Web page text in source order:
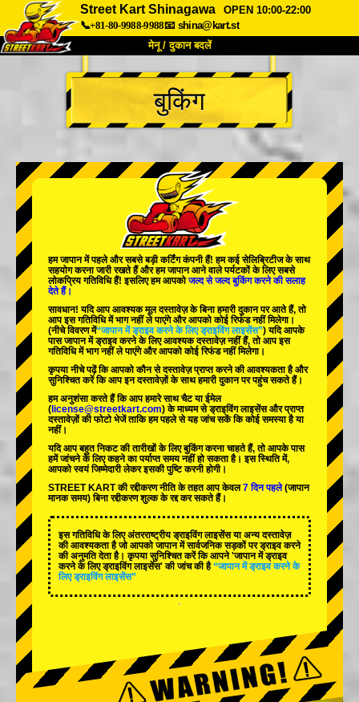
Street Kart Shinagawa
OPEN 10:00-22:00
📞+81-80-9988-9988📧 shina@kart.st
मेनू / दुकान बदलें
TOP
हमारे बारे में विशेषताएँ कीमत
कंपनी बुकिंग
शाखा बदलें
टोक्यो अकीहबारा#2
टोक्यो शिबुया एनेक्स टोक्यो बे
टोक्यो असाकुसा
ओकिनावा
बुकिंग
हम जापान मेंपहलेऔरसबसे बड़ी कर्टिंग कंपनीहैं! हमकई सेलिब्रिटीजके साथ
सहयोग करना जारी रखते हैं और हम जापान आने वाले पर्यटकों के लिएसबसे
लोकप्रिय गतिविधिहैं! इसलिए हम आपकोजल्द से जल्द बुकिंग करने की सलाह
देते हैं।
सावधान! यदि आप आवश्यक मूल दस्तावेज़ के बिना हमारी दुकान पर आते हैं, तो
आप इस गतिविधि में भाग नहीं ले पाएंगे और आपको कोई रिफंड नहीं मिलेगा।
(नीचे विवरण में“जापान में ड्राइव करने के लिए ड्राइविंग लाइसेंस”) यदि आपके
पास जापान में ड्राइव करने के लिए आवश्यक दस्तावेज़ नहीं हैं, तो आप इस
गतिविधि में भाग नहीं ले पाएंगे और आपको कोई रिफंड नहीं मिलेगा।
कृपया नीचे पढ़ें कि आपको कौन से दस्तावेज़ प्राप्त करने की आवश्यकता है और
सुनिश्चित करें कि आप इन दस्तावेज़ों के साथ हमारी दुकान पर पहुंच सकते हैं।
हम अनुशंसा करते हैं कि आप हमारे साथ चैट या ईमेल
( license@streetkart.com) के माध्यम से ड्राइविंग लाइसेंस और प्राप्त
दस्तावेज़ों की फोटो भेजें ताकि हम पहले से यह जांच सकें कि कोई समस्या है या
नहीं।
यदि आप बहुत निकट की तारीखों के लिए बुकिंग करना चाहते हैं, तो आपके पास
हमें जांचने के लिए कहने का पर्याप्त समय नहीं हो सकता है। इस स्थिति में,
आपको स्वयं जिम्मेदारी लेकर इसकी पुष्टि करनी होगी।
STREET KART की रद्दीकरण नीति के तहत आप केवल7 दिन पहले(जापान
मानक समय) बिना रद्दीकरण शुल्क के रद्द कर सकते हैं।
इस गतिविधि के लिए अंतरराष्ट्रीय ड्राइविंग लाइसेंस या अन्य दस्तावेज़
की आवश्यकता है जो आपको जापान में सार्वजनिक सड़कों पर ड्राइव करने
की अनुमति देता है। कृपया सुनिश्चित करें कि आपने 'जापान में ड्राइव
करने के लिए ड्राइविंग लाइसेंस' की जांच की है “जापान में ड्राइव करने के
लिए ड्राइविंग लाइसेंस”